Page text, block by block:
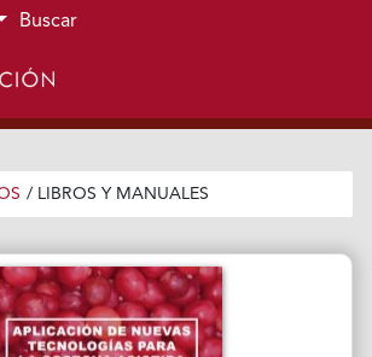
principal
sitio
Buscar
/ LIBROS Y MANUALES